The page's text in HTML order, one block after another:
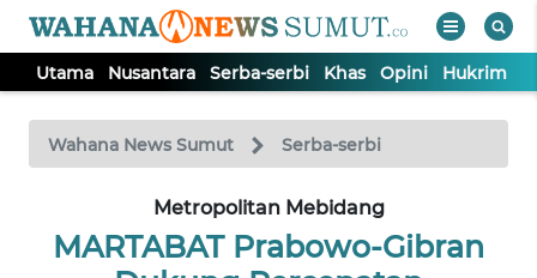
Utama Nusantara Serba-serbi Khas Opini Hukrim
Wahana News Sumut Serba-serbi
Metropolitan Mebidang
MARTABAT Prabowo-Gibran
TV
Tutup